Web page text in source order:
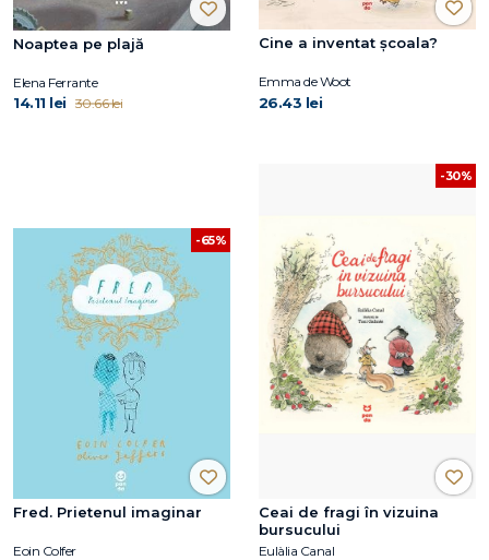
Noaptea pe plajă
Elena Ferrante
14.11 lei 30.66 lei
Cine a inventat școala?
Emma de Woot
26.43 lei
-65%
Fred. Prietenul imaginar
Eoin Colfer
-30%
Ceai de fragi în vizuina
bursucului
Eulàlia Canal